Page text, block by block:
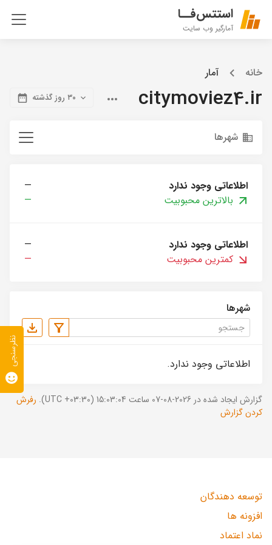
استتس‌فــا
آمارگیر وب سایت
خانه آمار
citymoviez4.ir ۳۰ روز گذشته
شهرها
اطلاعاتی وجود ندارد
—
بالاترین محبوبیت
—
اطلاعاتی وجود ندارد
—
کمترین محبوبیت
—
شهرها
اطلاعاتی وجود ندارد.
گزارش ایجاد شده در 2026-08-07 ساعت 15:03:04 (UTC +03:30).
رفرش
کردن گزارش
توسعه دهندگان
افزونه ها
نماد اعتماد
نظرسنجی